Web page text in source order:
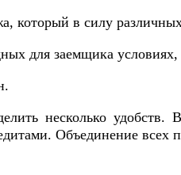
который в силу
для заемщика
несколько удобств.
Объединение всех